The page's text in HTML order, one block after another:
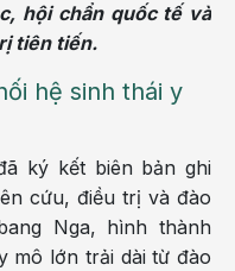
hội chẩn quốc tế và
tiên tiến.
hệ sinh thái y
ký kết biên bản ghi
cứu, điều trị và đào
Nga, hình thành
mô lớn trải dài từ đào